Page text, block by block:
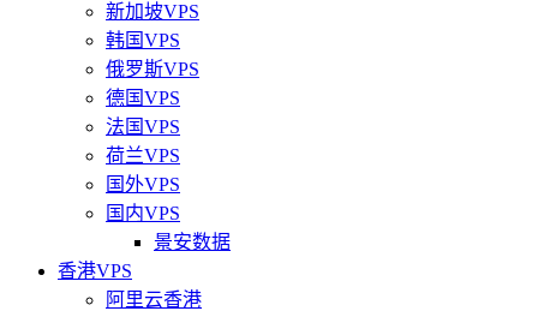
新加坡VPS
韩国VPS
俄罗斯VPS
德国VPS
法国VPS
荷兰VPS
国外VPS
国内VPS
景安数据
香港VPS
阿里云香港